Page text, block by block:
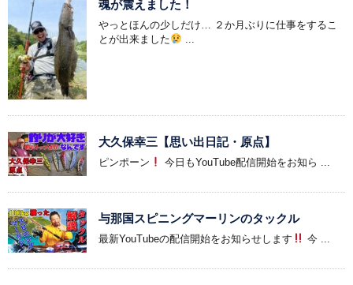
魂が震えました！
やっとほんの少しだけ… ２か月ぶりに仕事をするこ
とが出来ました
大久保幸三【思い出日記・原点】
ピンポーン 今日もYouTube配信開始をお知ら ...
与那国スピニングマーリンのタックル
最新YouTubeの配信開始をお知らせします 今 ...